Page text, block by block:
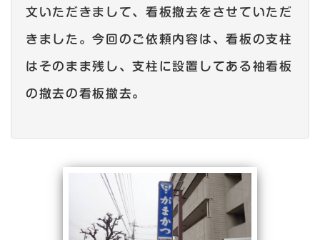
文いただきまして、看板撤去をさせていただ
きました。今回のご依頼内容は、看板の支柱
はそのまま残し、支柱に設置してある袖看板
の撤去の看板撤去。